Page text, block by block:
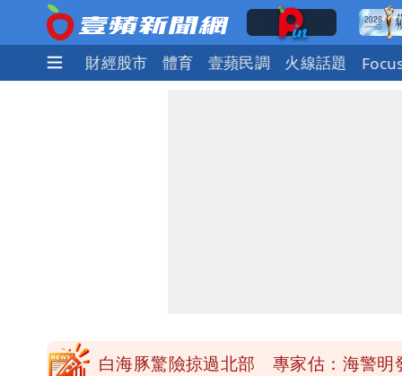
國際 財經股市 體育 壹蘋民調 火線話題
白海豚驚險掠過北部 專家估：海警明